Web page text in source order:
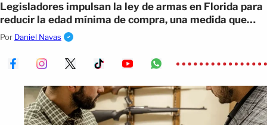
Legisladores impulsan la ley de armas en Florida para
reducir la edad mínima de compra, una medida que
genera rechazo social y político.
Por Daniel Navas